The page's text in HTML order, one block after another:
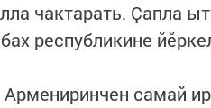
чактарать. Ҫапла
республикине
самай